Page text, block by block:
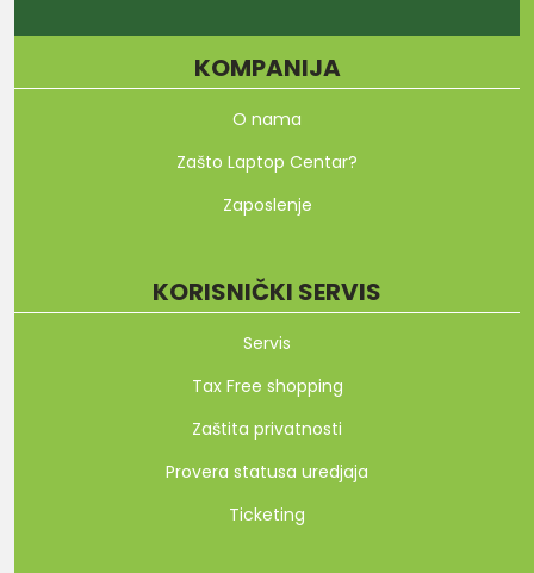
KOMPANIJA
O nama
Zašto Laptop Centar?
Zaposlenje
KORISNIČKI SERVIS
Servis
Tax Free shopping
Zaštita privatnosti
Provera statusa uredjaja
Ticketing